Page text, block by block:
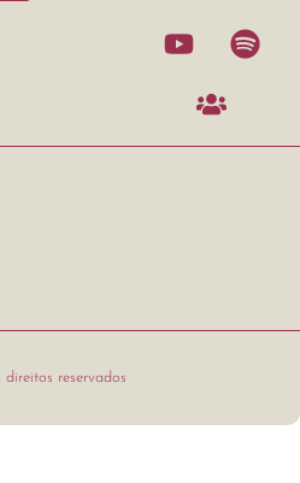
direitos reservados